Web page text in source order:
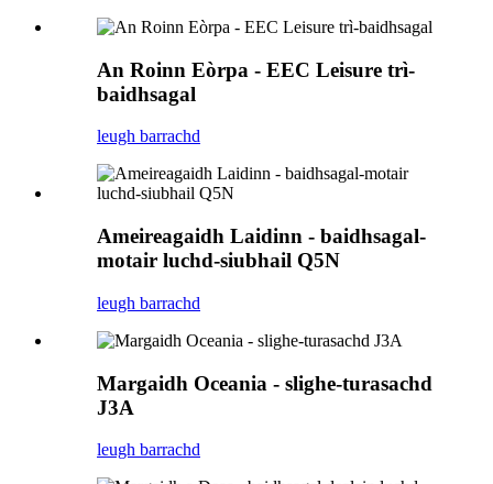
An Roinn Eòrpa - EEC Leisure trì-
baidhsagal
leugh barrachd
Ameireagaidh Laidinn - baidhsagal-
motair luchd-siubhail Q5N
leugh barrachd
Margaidh Oceania - slighe-turasachd
J3A
leugh barrachd